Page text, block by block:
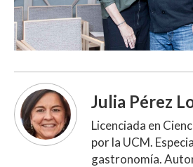
Julia Pérez
Licenciada en
por la UCM.
gastronomía.